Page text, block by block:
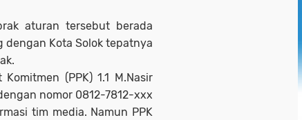
aturan tersebut berada
dengan Kota Solok tepatnya
(PPK) 1.1 M.Nasir
nomor 0812-7812-xxx
tim media. Namun PPK